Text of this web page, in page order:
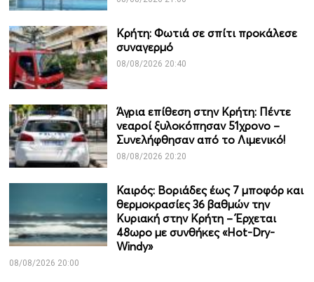
Κρήτη: Φωτιά σε σπίτι προκάλεσε
συναγερμό
08/08/2026 20:40
Άγρια επίθεση στην Κρήτη: Πέντε
νεαροί ξυλοκόπησαν 51χρονο –
Συνελήφθησαν από το Λιμενικό!
08/08/2026 20:20
Καιρός: Βοριάδες έως 7 μποφόρ και
θερμοκρασίες 36 βαθμών την
Κυριακή στην Κρήτη – Έρχεται
48ωρο με συνθήκες «Hot-Dry-
Windy»
08/08/2026 20:00